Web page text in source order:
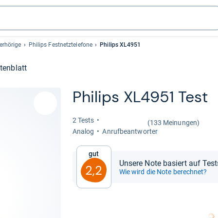
Philips Festnetztelefone Philips XL4951
Phi­lips XL4951 Test
2 Tests
(133 Meinungen)
Ana­log
Anruf­be­ant­wor­ter
Gut
2,2 Unsere Note basiert auf
Wie wird die Note berechnet?